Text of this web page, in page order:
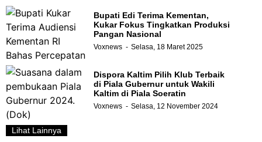
Bupati Edi Terima Kementan,
Kukar Fokus Tingkatkan Produksi
Pangan Nasional
Voxnews Selasa, 18 Maret 2025
Dispora Kaltim Pilih Klub Terbaik
di Piala Gubernur untuk Wakili
Kaltim di Piala Soeratin
Voxnews Selasa, 12 November 2024
Lihat Lainnya